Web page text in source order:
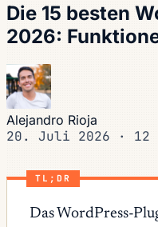
Die 15 besten
2026:
Alejandro Rioja
20. Juli 2026 · 12
TL;DR
Das WordPress-